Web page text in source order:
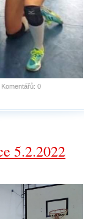
Komentářů: 0
5.2.2022